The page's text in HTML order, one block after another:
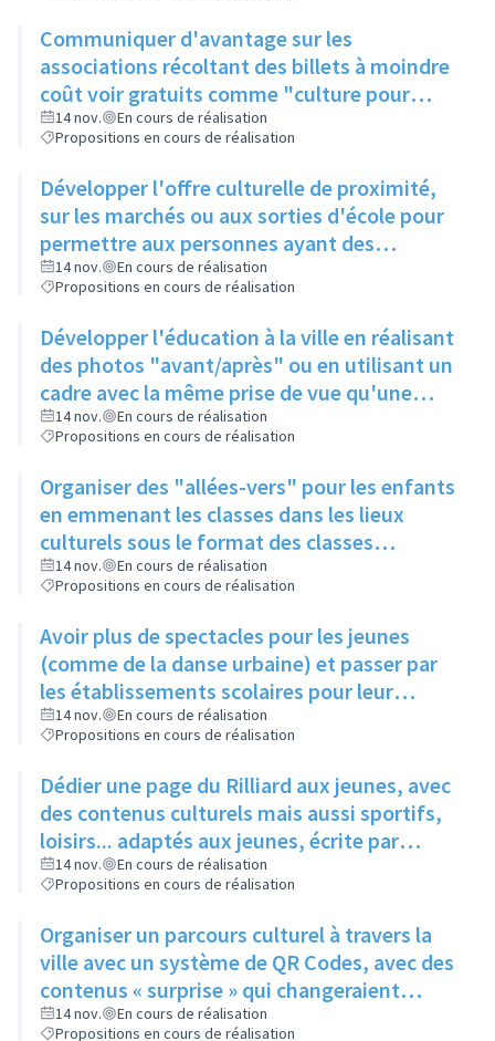
Communiquer d'avantage sur les
associations récoltant des billets à moindre
coût voir gratuits comme "culture pour
tous" et faire connaitre le PASS Culture
14 nov.
En cours de réalisation
Propositions en cours de réalisation
Développer l'offre culturelle de proximité,
sur les marchés ou aux sorties d'école pour
permettre aux personnes ayant des
problèmes de mobilité d'avoir accès à la
culture
14 nov.
En cours de réalisation
Propositions en cours de réalisation
Développer l'éducation à la ville en réalisant
des photos "avant/après" ou en utilisant un
cadre avec la même prise de vue qu'une
photo posée à proximité
14 nov.
En cours de réalisation
Propositions en cours de réalisation
Organiser des "allées-vers" pour les enfants
en emmenant les classes dans les lieux
culturels sous le format des classes
découvertes
14 nov.
En cours de réalisation
Propositions en cours de réalisation
Avoir plus de spectacles pour les jeunes
(comme de la danse urbaine) et passer par
les établissements scolaires pour leur
donner envie de s'y rendre
14 nov.
En cours de réalisation
Propositions en cours de réalisation
Dédier une page du Rilliard aux jeunes, avec
des contenus culturels mais aussi sportifs,
loisirs... adaptés aux jeunes, écrite par
quelques adolescents fréquentant l'espace
jeune
14 nov.
En cours de réalisation
Propositions en cours de réalisation
Organiser un parcours culturel à travers la
ville avec un système de QR Codes, avec des
contenus « surprise » qui changeraient
régulièrement pour éviter la lassitude
14 nov.
En cours de réalisation
Propositions en cours de réalisation